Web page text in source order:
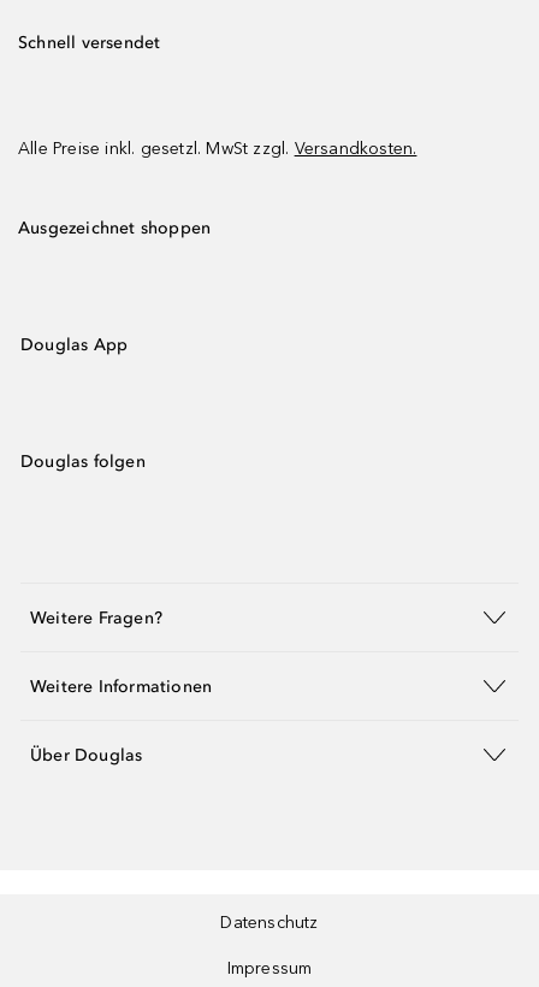
Schnell versendet
Alle Preise inkl. gesetzl. MwSt zzgl. Versandkosten.
Ausgezeichnet shoppen
Douglas App
Douglas folgen
Weitere Fragen?
Weitere Informationen
Über Douglas
Datenschutz
Impressum